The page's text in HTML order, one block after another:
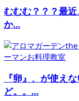
むむむ？？？最
か...
『卵』、が使え
ど。。...